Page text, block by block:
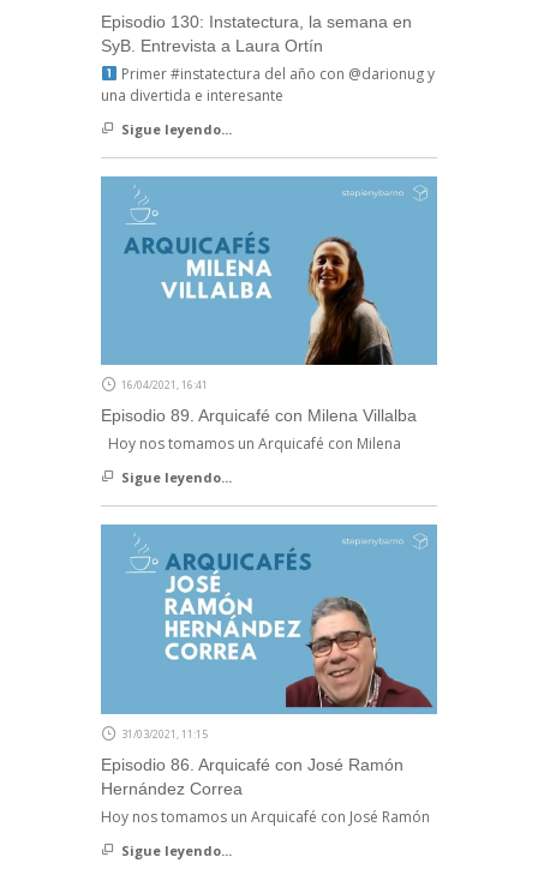
Episodio 130: Instatectura, la semana en
SyB. Entrevista a Laura Ortín
Primer #instatectura del año con @darionug y
una divertida e interesante
Sigue leyendo...
16/04/2021, 16:41
Episodio 89. Arquicafé con Milena Villalba
Hoy nos tomamos un Arquicafé con Milena
Sigue leyendo...
31/03/2021, 11:15
Episodio 86. Arquicafé con José Ramón
Hernández Correa
Hoy nos tomamos un Arquicafé con José Ramón
Sigue leyendo...